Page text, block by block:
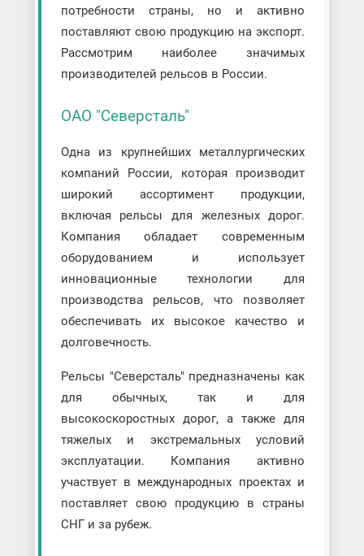
потребности страны, но и активно
поставляют свою продукцию на экспорт.
Рассмотрим наиболее значимых
производителей рельсов в России.
ОАО "Северсталь"
Одна из крупнейших металлургических
компаний России, которая производит
широкий ассортимент продукции,
включая рельсы для железных дорог.
Компания обладает современным
оборудованием и использует
инновационные технологии для
производства рельсов, что позволяет
обеспечивать их высокое качество и
долговечность.
Рельсы "Северсталь" предназначены как
для обычных, так и для
высокоскоростных дорог, а также для
тяжелых и экстремальных условий
эксплуатации. Компания активно
участвует в международных проектах и
поставляет свою продукцию в страны
СНГ и за рубеж.